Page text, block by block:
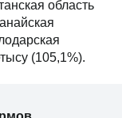
область
(105,1%).